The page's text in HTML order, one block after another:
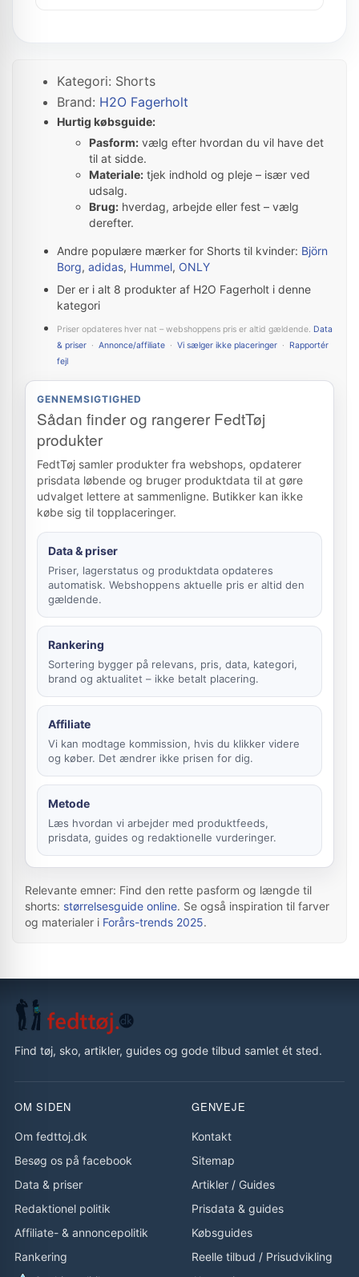
Kategori: Shorts
Brand: H2O Fagerholt
Hurtig købsguide:
Pasform: vælg efter hvordan du vil have det
til at sidde.
Materiale: tjek indhold og pleje – især ved
udsalg.
Brug: hverdag, arbejde eller fest – vælg
derefter.
Andre populære mærker for Shorts til kvinder: Björn
Borg, adidas, Hummel, ONLY
Der er i alt 8 produkter af H2O Fagerholt i denne
kategori
Priser opdateres hver nat – webshoppens pris er altid gældende. Data
& priser · Annonce/affiliate · Vi sælger ikke placeringer · Rapportér
fejl
GENNEMSIGTIGHED
Sådan finder og rangerer FedtTøj
produkter
FedtTøj samler produkter fra webshops, opdaterer
prisdata løbende og bruger produktdata til at gøre
udvalget lettere at sammenligne. Butikker kan ikke
købe sig til topplaceringer.
Data & priser
Priser, lagerstatus og produktdata opdateres
automatisk. Webshoppens aktuelle pris er altid den
gældende.
Rankering
Sortering bygger på relevans, pris, data, kategori,
brand og aktualitet – ikke betalt placering.
Affiliate
Vi kan modtage kommission, hvis du klikker videre
og køber. Det ændrer ikke prisen for dig.
Metode
Læs hvordan vi arbejder med produktfeeds,
prisdata, guides og redaktionelle vurderinger.
Relevante emner: Find den rette pasform og længde til
shorts: størrelsesguide online. Se også inspiration til farver
og materialer i Forårs-trends 2025.
Find tøj, sko, artikler, guides og gode tilbud samlet ét sted.
OM SIDEN
Om fedttoj.dk
Besøg os på facebook
Data & priser
Redaktionel politik
Affiliate- & annoncepolitik
Rankering
GENVEJE
Kontakt
Sitemap
Artikler / Guides
Prisdata & guides
Købsguides
Reelle tilbud / Prisudvikling